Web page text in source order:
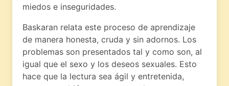
miedos e inseguridades.
Baskaran relata este proceso de aprendizaje
de manera honesta, cruda y sin adornos. Los
problemas son presentados tal y como son, al
igual que el sexo y los deseos sexuales. Esto
hace que la lectura sea ágil y entretenida,